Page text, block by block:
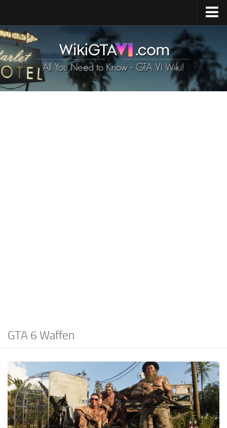
Startseite
GTA 6 Veröffentlichung
GTA 6 Karte
GTA 6 Fahrzeuge
GTA 6 Waffen